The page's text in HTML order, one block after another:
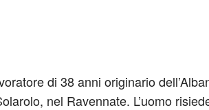
di 38 anni originario
nel Ravennate. L’uomo